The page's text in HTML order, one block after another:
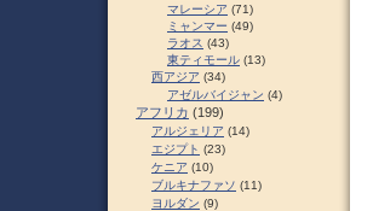
マレーシア (71)
ミャンマー (49)
ラオス (43)
東ティモール (13)
西アジア (34)
アゼルバイジャン (4)
アフリカ (199)
アルジェリア (14)
エジプト (23)
ケニア (10)
ブルキナファソ (11)
ヨルダン (9)